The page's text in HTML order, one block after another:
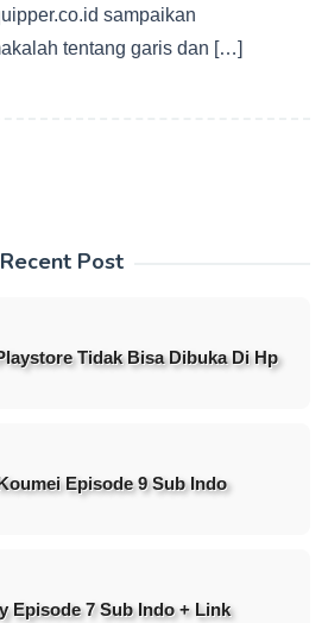
sampaikan
tentang garis dan […]
Recent Post
Tidak Bisa Dibuka Di Hp
Episode 9 Sub Indo
Episode 7 Sub Indo + Link